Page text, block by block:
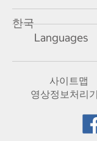
한국
Languages
사이트맵
영상정보처리